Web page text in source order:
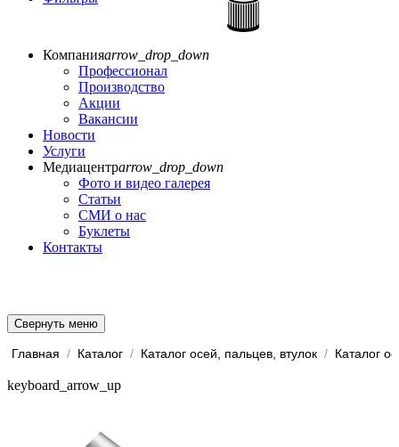
Компанияarrow_drop_down
Профессионал
Производство
Акции
Вакансии
Новости
Услуги
Медиацентрarrow_drop_down
Фото и видео галерея
Статьи
СМИ о нас
Буклеты
Контакты
Свернуть меню
Главная / Каталог / Каталог осей, пальцев, втулок / Каталог
keyboard_arrow_up